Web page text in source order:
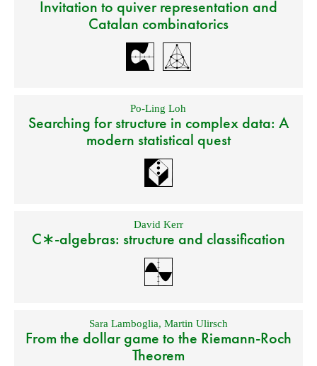
Invitation to quiver representation and
Catalan combinatorics
Po-Ling Loh
Searching for structure in complex data: A
modern statistical quest
David Kerr
C∗-algebras: structure and classification
Sara Lamboglia, Martin Ulirsch
From the dollar game to the Riemann-Roch
Theorem